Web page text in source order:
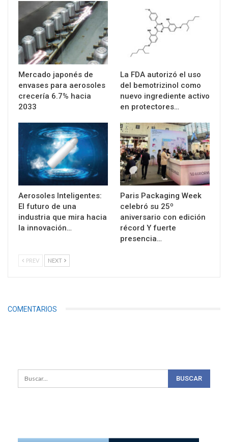
Mercado japonés de
envases para aerosoles
crecería 6.7% hacia
2033
La FDA autorizó el uso
del bemotrizinol como
nuevo ingrediente activo
en protectores…
Aerosoles Inteligentes:
El futuro de una
industria que mira hacia
la innovación…
Paris Packaging Week
celebró su 25º
aniversario con edición
récord Y fuerte
presencia…
PREV NEXT
COMENTARIOS